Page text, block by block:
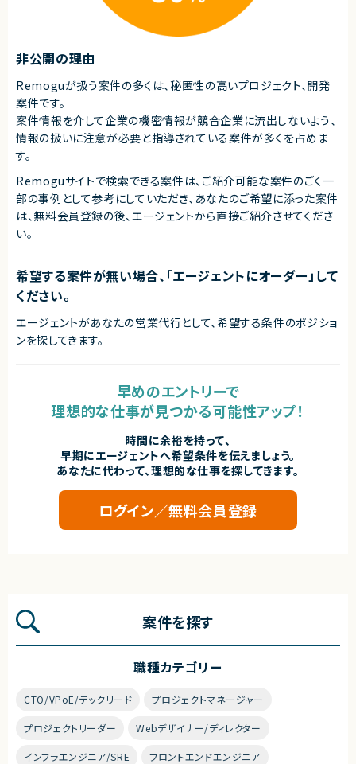
★長期的に安定した稼働が見込めるプロジェクトです。
非公開の理由
Remoguが扱う案件の多くは、秘匿性の高いプロジェクト、開発
案件です。
案件情報を介して企業の機密情報が競合企業に流出しないよう、
情報の扱いに注意が必要と指導されている案件が多くを占めま
す。
Remoguサイトで検索できる案件は、ご紹介可能な案件のごく一
部の事例として参考にしていただき、 あなたのご希望に添った案件
は、無料会員登録の後、エージェントから直接ご紹介させてくださ
い。
希望する案件が無い場合、「エージェントにオーダー」して
ください。
エージェントがあなたの営業代行として、希望する条件のポジショ
ンを探してきます。
早めのエントリーで
理想的な仕事が見つかる可能性アップ！
時間に余裕を持って、
早期にエージェントへ希望条件を伝えましょう。
あなたに代わって、理想的な仕事を探してきます。
ログイン／無料会員登録
案件を探す
職種カテゴリー
CTO/VPoE/テックリード プロジェクトマネージャー
プロジェクトリーダー Webデザイナー/ディレクター
インフラエンジニア/SRE フロントエンドエンジニア